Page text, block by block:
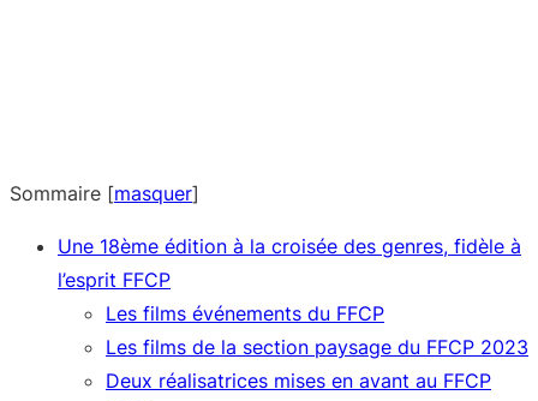
Sommaire [masquer]
Une 18ème édition à la croisée des genres, fidèle à
l’esprit FFCP
Les films événements du FFCP
Les films de la section paysage du FFCP 2023
Deux réalisatrices mises en avant au FFCP